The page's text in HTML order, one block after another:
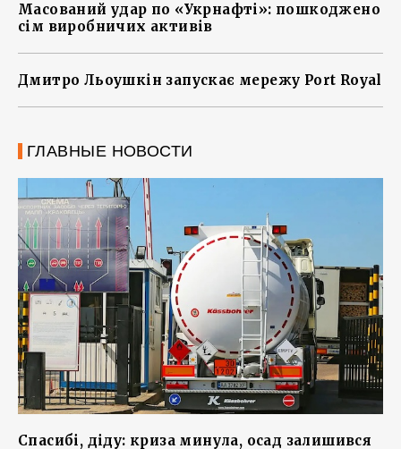
Масований удар по «Укрнафті»: пошкоджено
сім виробничих активів
Дмитро Льоушкін запускає мережу Port Royal
ГЛАВНЫЕ НОВОСТИ
Спасибі, діду: криза минула, осад залишився